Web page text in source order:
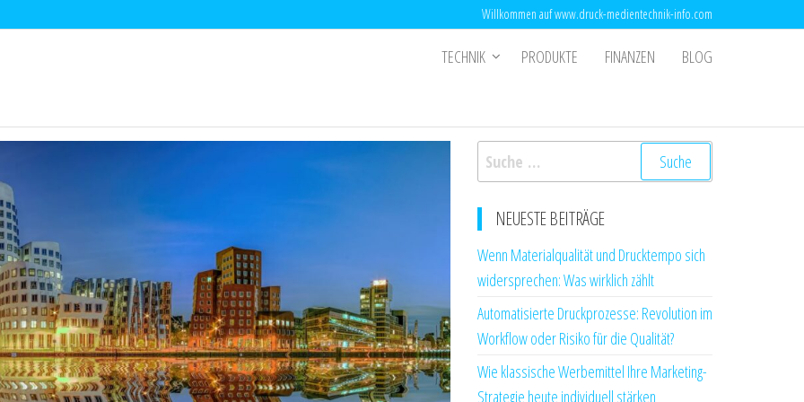
Willkommen auf www.druck-medientechnik-info.com
TECHNIK PRODUKTE FINANZEN BLOG
Suche
nach:
NEUESTE BEITRÄGE
Wenn Materialqualität und Drucktempo sich
widersprechen: Was wirklich zählt
Automatisierte Druckprozesse: Revolution im
Workflow oder Risiko für die Qualität?
Wie klassische Werbemittel Ihre Marketing-
Strategie heute individuell stärken